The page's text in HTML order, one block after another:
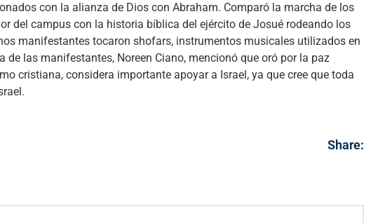
con la alianza de Dios con Abraham. Comparó la marcha de los
del campus con la historia bíblica del ejército de Josué rodeando los
manifestantes tocaron shofars, instrumentos musicales utilizados en
de las manifestantes, Noreen Ciano, mencionó que oró por la paz
cristiana, considera importante apoyar a Israel, ya que cree que toda
Share: